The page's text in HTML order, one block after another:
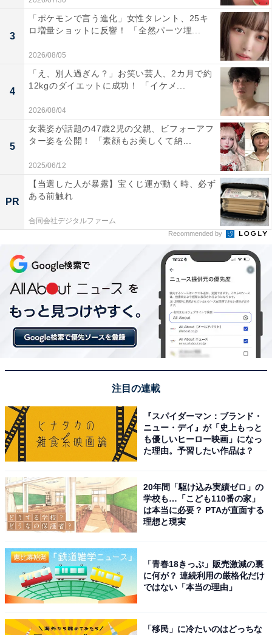
3
「ポケモンで言う進化」女性タレント、25キ
ロ増量ショットに反響！ 「全然パーツ埋...
2026/08/05
4
「え、別人過ぎん？」お笑い芸人、2カ月で約
12kgのダイエットに成功！ 「イケメ...
2026/08/04
5
女装姿が話題の47歳2児の父親、ビフォーアフ
ター姿を公開！ 「素顔もお美しくて納...
2025/06/12
PR
【当選した人が暴露】宝くじ運が動く時、必ず
ある前触れ
合同会社デジタルファーム
Recommended by
注目の連載
『スパイダーマン：ブランド・
ニュー・デイ』が「史上もっと
も優しいヒーロー映画」になっ
た理由。予習したい作品は？
20年間「駆け込み実績ゼロ」の
学校も…「こども110番の家」
は本当に必要？ PTAが直面する
理想と現実
「青春18きっぷ」販売激減の裏
に何が？ 連続利用の厳格化だけ
ではない「本当の理由」
「移民」に冷たいのはどっちな